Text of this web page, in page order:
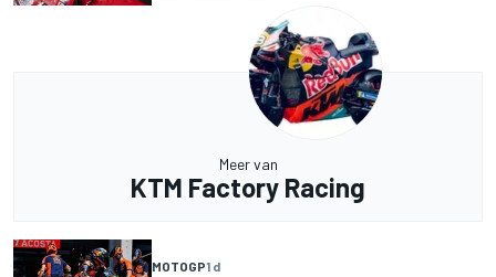
Meer van
KTM Factory Racing
MOTOGP1 d